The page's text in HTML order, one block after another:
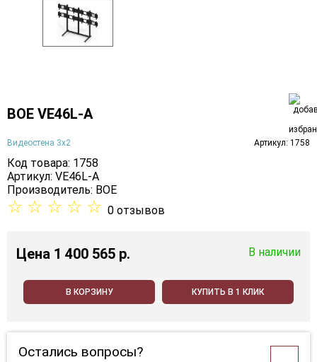
BOE VE46L-A
Видеостена 3х2 Артикул: 1758
Код товара: 1758
Артикул: VE46L-A
Производитель: BOE
☆ ☆ ☆ ☆ ☆ 0 отзывов
Цена 1 400 565 p. В наличии
В КОРЗИНУ КУПИТЬ В 1 КЛИК
Остались вопросы?